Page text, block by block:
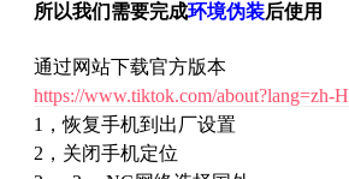
所以我们需要完成环境伪装后使用
通过网站下载官方版本
https://www.tiktok.com/about?lang=zh-
1，恢复手机到出厂设置
2，关闭手机定位